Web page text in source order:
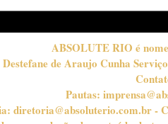
ABSOLUTE RIO é
de Araujo Cunha
Pautas:
diretoria@absoluterio.com.br-